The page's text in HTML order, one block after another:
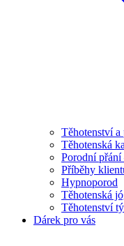
Těhotenství a
Těhotenská
Porodní
Příběhy
Hypnoporod
Těhotenská
Těhotenství
Dárek pro vás